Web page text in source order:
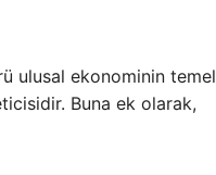
ulusal ekonominin temel
Buna ek olarak,